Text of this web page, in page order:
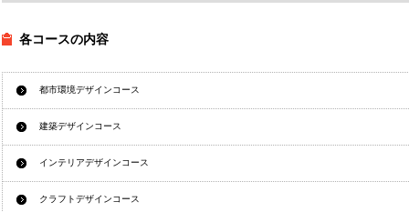
各コースの内容
都市環境デザインコース
建築デザインコース
インテリアデザインコース
クラフトデザインコース